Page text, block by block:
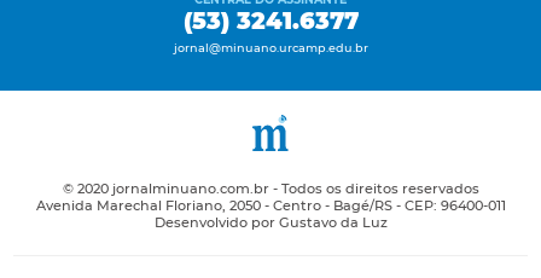
(53) 3241.6377
jornal@minuano.urcamp.edu.br
© 2020 jornalminuano.com.br - Todos os direitos reservados
Avenida Marechal Floriano, 2050 - Centro - Bagé/RS - CEP: 96400-011
Desenvolvido por Gustavo da Luz